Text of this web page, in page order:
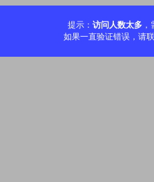
提示： 访问人数太多
如果一直验证错误，请